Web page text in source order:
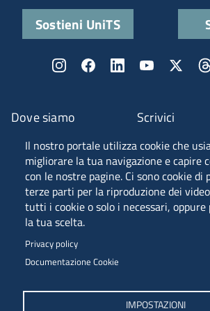
Il nostro portale utilizza cookie che
migliorare la tua navigazione e capire
con le nostre pagine. Ci sono cookie di
terze parti per la riproduzione dei
tutti i cookie o solo i necessari, oppure
la tua scelta.
Privacy policy
Documentazione Cookie
IMPOSTAZIONI
Piazzale Europa, 1 - 34127 -
Tel. +39 040 558 7111 - P.IVA
C.F. 80013890324 - P.E.C.
Fascia A ANVUR
Dove siamo Scrivici
Sostieni UniTS